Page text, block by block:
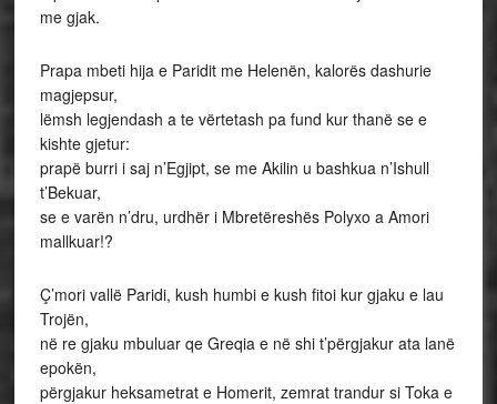
me gjak.
Prapa mbeti hija e Paridit me Helenën, kalorës dashurie
magjepsur,
lëmsh legjendash a te vërtetash pa fund kur thanë se e
kishte gjetur:
prapë burri i saj n’Egjipt, se me Akilin u bashkua n’Ishull
t’Bekuar,
se e varën n’dru, urdhër i Mbretëreshës Polyxo a Amori
mallkuar!?
Ç’mori vallë Paridi, kush humbi e kush fitoi kur gjaku e lau
Trojën,
në re gjaku mbuluar qe Greqia e në shi t’përgjakur ata lanë
epokën,
përgjakur heksametrat e Homerit, zemrat trandur si Toka e